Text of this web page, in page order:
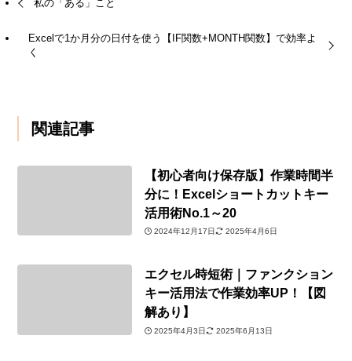
私の「ある」こと
Excelで1か月分の日付を使う【IF関数+MONTH関数】で効率よ
く
関連記事
【初心者向け保存版】作業時間半
分に！Excelショートカットキー
活用術No.1～20
2024年12月17日 2025年4月6日
エクセル時短術｜ファンクション
キー活用法で作業効率UP！【図
解あり】
2025年4月3日 2025年6月13日